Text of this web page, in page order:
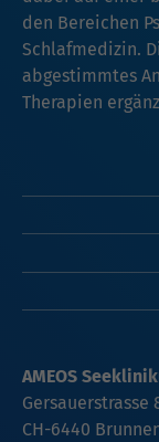
den Bereichen
Schlafmedizin.
abgestimmtes
Therapien
AMEOS
Gersauerstrasse
CH-6440